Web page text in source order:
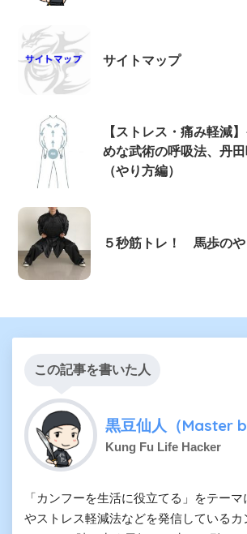
サイトマップ
【ストレス・痛み軽減
めな武術の呼吸法、丹
（やり方編）
５秒筋トレ！ 馬歩のや
この記事を書いた人
黒豆仙人（Master
Kung Fu Life Hacker
「カンフーを生活に役立てる」をテー
やストレス軽減法などを発信しているカ